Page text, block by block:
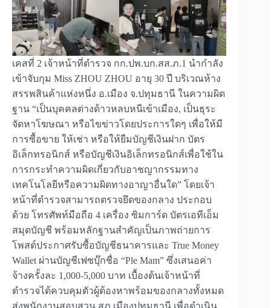
เคสที่ 2 เจ้าหน้าที่ตำรวจ กก.ปพ.บก.สส.ภ.1 นำกำลัง
เข้าจับกุม Miss ZHOU ZHOU อายุ 30 ปี บริเวณห้าง
สรรพสินค้าแห่งหนึ่ง อ.เมือง จ.ปทุมธานี ในความผิด
ฐาน “เป็นบุคคลต่างด้าวหลบหนีเข้าเมือง, เป็นธุระ
จัดหาโฆษณา หรือไขข่าวโดยประการใดๆ เพื่อให้มี
การซื้อขาย ให้เช่า หรือให้ยืมบัญชีเงินฝาก บัตร
อิเล็กทรอนิกส์ หรือบัญชีเงินอิเล็กทรอนิกส์เพื่อใช้ใน
การกระทำความผิดเกี่ยวกับอาชญากรรมทาง
เทคโนโลยีหรือความผิดทางอาญาอื่นใด” โดยเจ้า
หน้าที่ตำรวจสามารถตรวจยึดของกลาง ประกอบ
ด้วย โทรศัพท์มือถือ 4 เครื่อง ซิมการ์ด บัตรเอทีเอ็ม
สมุดบัญชี พร้อมหลักฐานสำคัญเป็นภาพถ่ายการ
โพสต์ประกาศรับซื้อบัญชีธนาคารและ True Money
Wallet ผ่านบัญชีเฟซบุ๊กชื่อ “Ple Mam” ซึ่งเสนอค่า
จ้างครั้งละ 1,000-5,000 บาท เบื้องต้นเจ้าหน้าที่
ตำรวจได้ควบคุมตัวผู้ต้องหาพร้อมของกลางทั้งหมด